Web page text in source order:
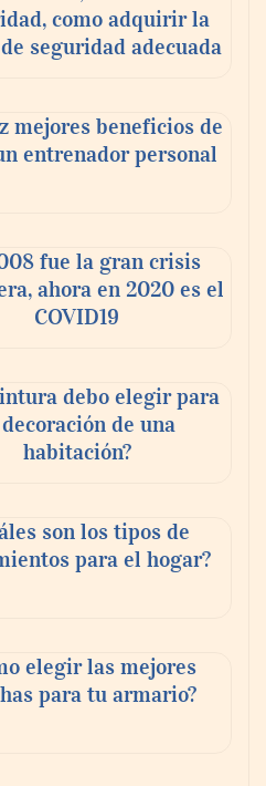
vencer. No
como adquirir la
seguridad adecuada
mejores beneficios de
entrenador personal
fue la gran crisis
ahora en 2020 es el
COVID19
debo elegir para
de una
habitación?
son los tipos de
para el hogar?
elegir las mejores
para tu armario?